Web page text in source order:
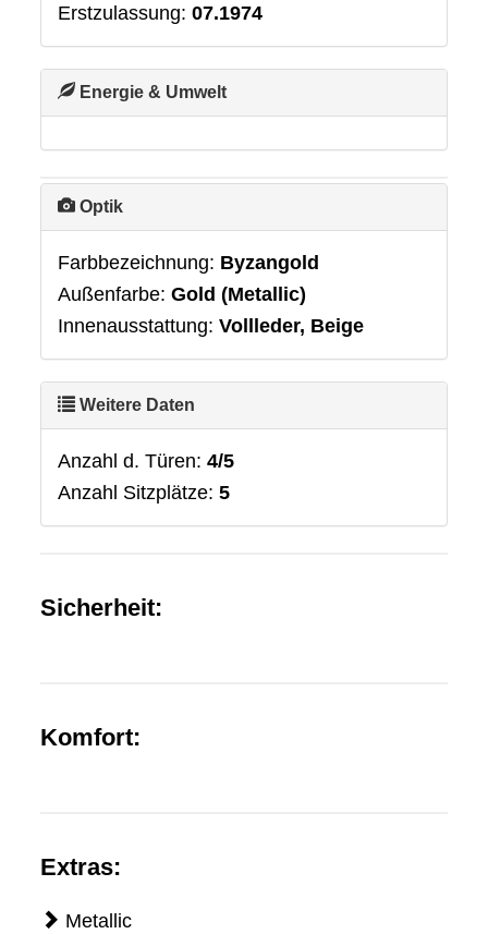
Erstzulassung: 07.1974
Energie & Umwelt
Optik
Farbbezeichnung: Byzangold
Außenfarbe: Gold (Metallic)
Innenausstattung: Vollleder, Beige
Weitere Daten
Anzahl d. Türen: 4/5
Anzahl Sitzplätze: 5
Sicherheit:
Komfort:
Extras:
Metallic